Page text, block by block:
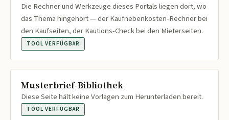
Die Rechner und Werkzeuge dieses Portals liegen dort, wo
das Thema hingehört — der Kaufnebenkosten-Rechner bei
den Kaufseiten, der Kautions-Check bei den Mieterseiten.
TOOL VERFÜGBAR
Musterbrief-Bibliothek
Diese Seite hält keine Vorlagen zum Herunterladen bereit.
TOOL VERFÜGBAR